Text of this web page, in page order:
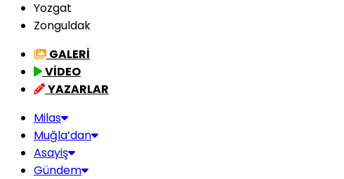
Yozgat
Zonguldak
GALERİ
VİDEO
YAZARLAR
Milas
Muğla’dan
Asayiş
Gündem